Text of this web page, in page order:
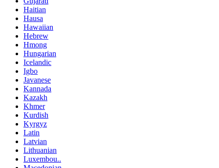
Haitian
Hausa
Hawaiian
Hebrew
Hmong
Hungarian
Icelandic
Igbo
Javanese
Kannada
Kazakh
Khmer
Kurdish
Kyrgyz
Latin
Latvian
Lithuanian
Luxembou..